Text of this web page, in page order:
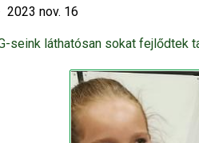
2023 nov. 16
seink láthatósan sokat fejlődtek